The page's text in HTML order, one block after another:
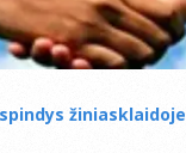
žiniasklaidoje